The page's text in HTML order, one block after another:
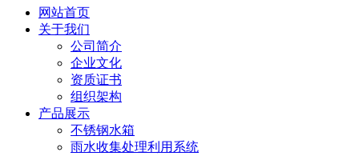
网站首页
关于我们
公司简介
企业文化
资质证书
组织架构
产品展示
不锈钢水箱
雨水收集处理利用系统